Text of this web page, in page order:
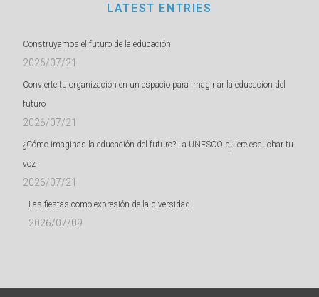
LATEST ENTRIES
Construyamos el futuro de la educación
2026/07/21
Convierte tu organización en un espacio para imaginar la educación del
futuro
2026/07/21
¿Cómo imaginas la educación del futuro? La UNESCO quiere escuchar tu
voz
2026/07/21
Las fiestas como expresión de la diversidad
2026/07/09